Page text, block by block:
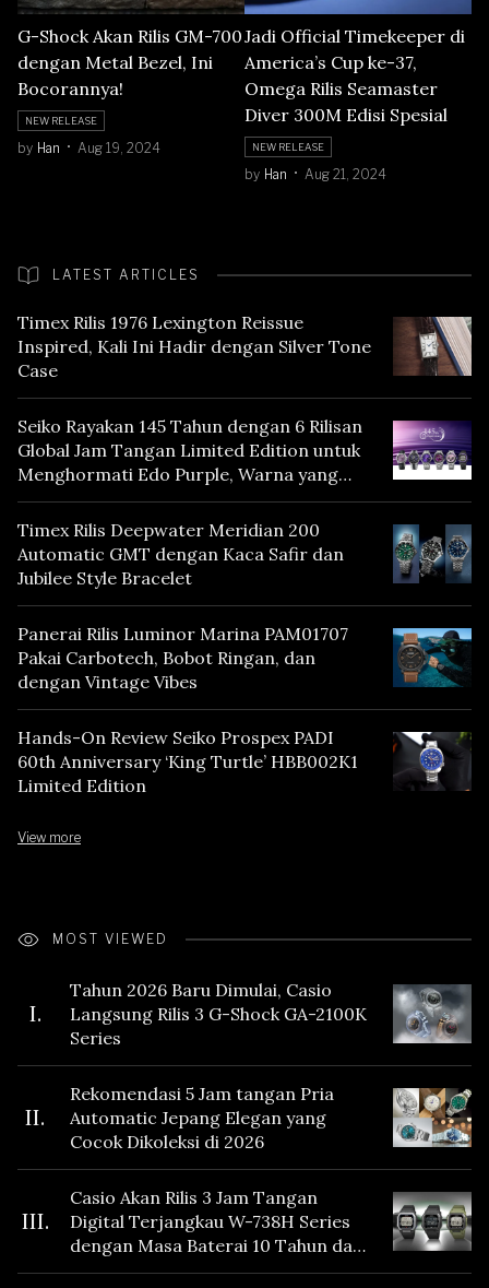
G-Shock Akan Rilis GM-700
dengan Metal Bezel, Ini
Bocorannya!
NEW RELEASE
by Han Aug 19, 2024
Jadi Official Timekeeper di
America’s Cup ke-37,
Omega Rilis Seamaster
Diver 300M Edisi Spesial
NEW RELEASE
by Han Aug 21, 2024
LATEST ARTICLES
Timex Rilis 1976 Lexington Reissue
Inspired, Kali Ini Hadir dengan Silver Tone
Case
Seiko Rayakan 145 Tahun dengan 6 Rilisan
Global Jam Tangan Limited Edition untuk
Menghormati Edo Purple, Warna yang
Mencerminkan Warisan Tokyo
Timex Rilis Deepwater Meridian 200
Automatic GMT dengan Kaca Safir dan
Jubilee Style Bracelet
Panerai Rilis Luminor Marina PAM01707
Pakai Carbotech, Bobot Ringan, dan
dengan Vintage Vibes
Hands-On Review Seiko Prospex PADI
60th Anniversary ‘King Turtle’ HBB002K1
Limited Edition
View more
MOST VIEWED
I.
Tahun 2026 Baru Dimulai, Casio
Langsung Rilis 3 G-Shock GA-2100K
Series
II.
Rekomendasi 5 Jam tangan Pria
Automatic Jepang Elegan yang
Cocok Dikoleksi di 2026
III.
Casio Akan Rilis 3 Jam Tangan
Digital Terjangkau W-738H Series
dengan Masa Baterai 10 Tahun dan
Fitur Vibration